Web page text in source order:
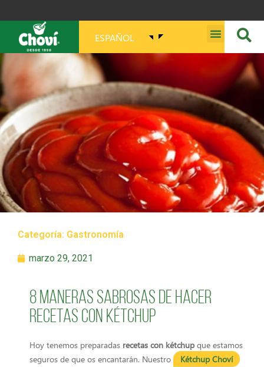
ESPAÑOL
Categoría: Gastronomía
marzo 29, 2021
8 maneras sabrosas de hacer
recetas con kétchup
Hoy tenemos preparadas recetas con kétchup que estamos
seguros de que os encantarán. Nuestro
Kétchup Choví